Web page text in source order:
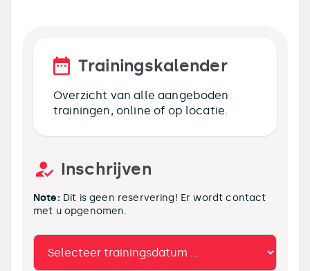
Trainingskalender
Overzicht van alle aangeboden
trainingen, online of op locatie.
Inschrijven
Note: Dit is geen reservering! Er wordt contact
met u opgenomen.